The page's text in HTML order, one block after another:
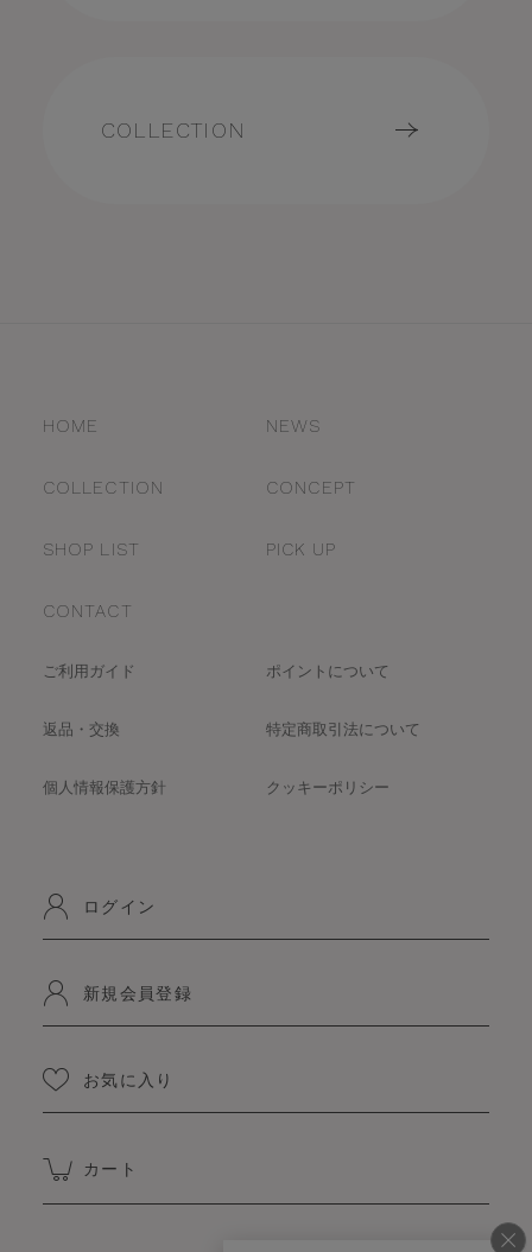
COLLECTION
HOME NEWS
COLLECTION CONCEPT
SHOP LIST PICK UP
CONTACT
ご利用ガイド ポイントについて
返品・交換 特定商取引法について
個人情報保護方針 クッキーポリシー
ログイン
新規会員登録
お気に入り
カート